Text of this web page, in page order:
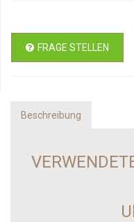
FRAGE STELLEN
Beschreibung